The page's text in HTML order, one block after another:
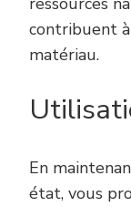
contribuent
matériau.
En
état, vous